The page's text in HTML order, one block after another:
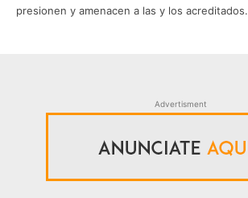
presionen y amenacen a las y los acreditados.
Advertisment